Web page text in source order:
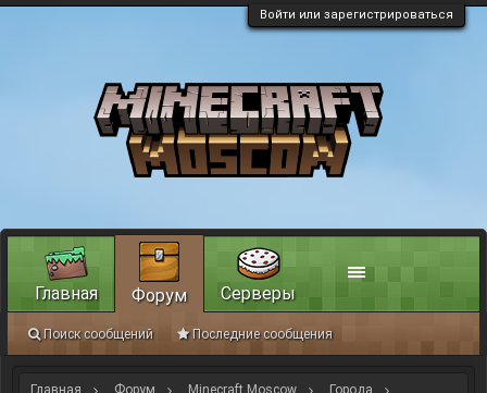
Войти или зарегистрироваться
Главная Форум Minecraft Moscow Города
Главная Форум
Поиск сообщений Последние сообщения
Серверы